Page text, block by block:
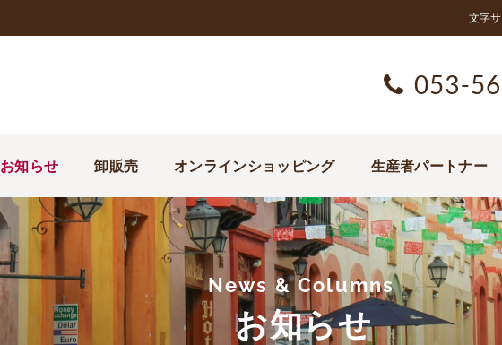
文字
053-
お知らせ 卸販売 オンラインショッピング 生産者パートナー
News & Columns
お知らせ